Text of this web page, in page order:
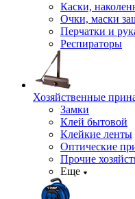
Каски,
Очки, маски
Перчатки и
Респираторы
Хозяйственные
Замки
Клей бытовой
Клейкие ленты
Оптические
Прочие
Еще